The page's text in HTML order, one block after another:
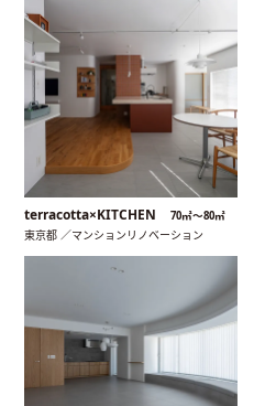
terracotta×KITCHEN 70㎡〜80㎡
東京都 ／マンションリノベーション